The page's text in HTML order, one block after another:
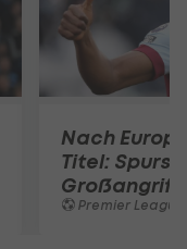
Nach
Titel: Spurs
Großangriff
Premier League